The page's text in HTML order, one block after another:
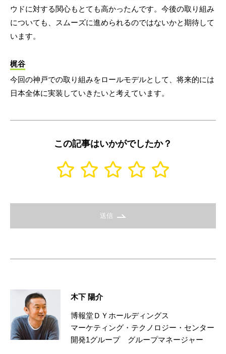
ウドに対する関心もとても高かったんです。今後の取り組み
についても、スムーズに進められるのではないかと期待して
います。
梶谷
今回の神戸での取り組みをロールモデルとして、将来的には
日本全体に実装していきたいと考えています。
この記事はいかがでしたか？
送信
木下 陽介
博報堂ＤＹホールディングス
マーケティング・テクノロジー・センター
開発1グループ グループマネージャー